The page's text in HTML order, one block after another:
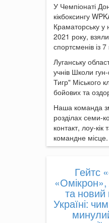
У Чемпіонаті
кікбоксингу
Краматорську у
2021 року,
спортсменів із
Луганську
учнів Школи
Тигр" Міського
бойових та
Наша команда
розділах семи-
контакт, лоу-кік
командне місце.
Гейтс
«Омікрон»,
та
Україні: